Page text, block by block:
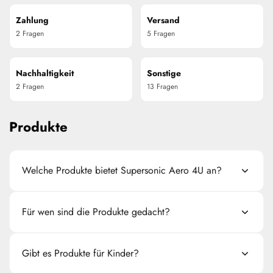
Zahlung
2 Fragen
Versand
5 Fragen
Nachhaltigkeit
2 Fragen
Sonstige
13 Fragen
Produkte
Welche Produkte bietet Supersonic Aero 4U an?
Wir bieten eine breite Palette an Textilien, von T-Shirts
auch tolle Geschenke, wie z.B. Wasserflaschen, Ipad
Für wen sind die Produkte gedacht?
Die Produkte sind für Piloten, Flugbegleiter, Luftfahrt-
Gibt es Produkte für Kinder?